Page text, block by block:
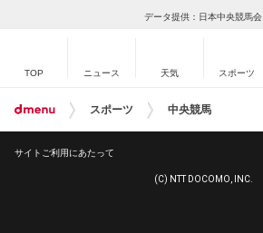
データ提供：日本中央競馬会
TOP ニュース 天気 スポーツ
スポーツ 中央競馬
サイトご利用にあたって
(C) NTT DOCOMO, INC.